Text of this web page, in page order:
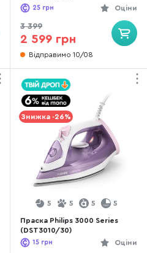
Оціни
25 грн
3 399
2 599 грн
Відправимо 10/08
Знижка -26%
5 5 5 5
Праска Philips 3000 Series
(DST3010/30)
Оціни
15 грн